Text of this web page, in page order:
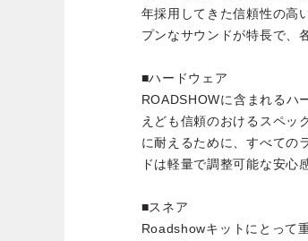
年採用してきた信頼性の高
プンなサウンドが特長で、
■ハードウェア
ROADSHOWに含まれるハ
えども信頼のおけるスペッ
に耐えるために、すべての
ドは軽量で調整可能な安心
■スネア
Roadshowキットにとって